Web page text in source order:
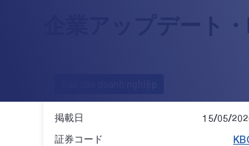
企業アップデート
掲載日 15/05/
証券コード